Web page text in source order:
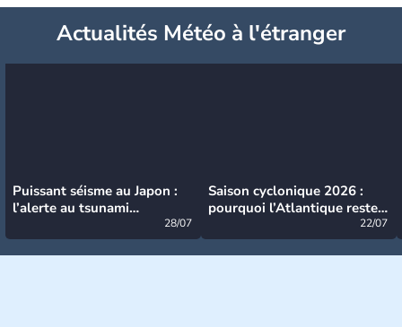
Actualités Météo à l'étranger
Puissant séisme au Japon :
l’alerte au tsunami
28/07
Saison cyclonique 2026 :
pourquoi l’Atlantique reste
22/07